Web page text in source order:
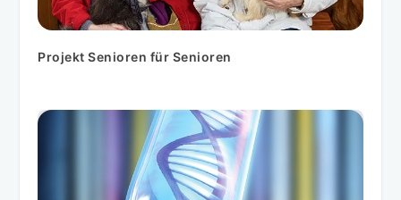
Projekt Senioren für Senioren